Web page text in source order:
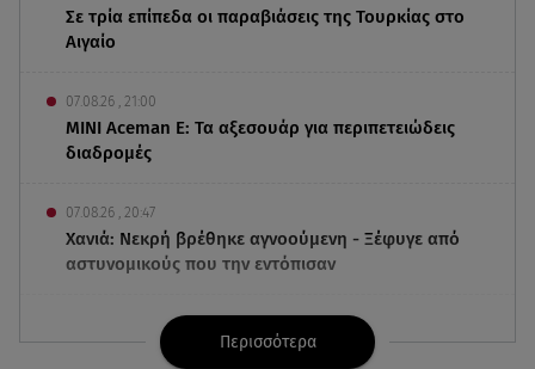
Σε τρία επίπεδα οι παραβιάσεις της Τουρκίας στο
Αιγαίο
07.08.26 , 21:00
MINI Aceman E: Τα αξεσουάρ για περιπετειώδεις
διαδρομές
07.08.26 , 20:47
Χανιά: Νεκρή βρέθηκε αγνοούμενη - Ξέφυγε από
αστυνομικούς που την εντόπισαν
Μυστράς: Κρίσιμος για το κατηγορητήριο ο
Περισσότερα